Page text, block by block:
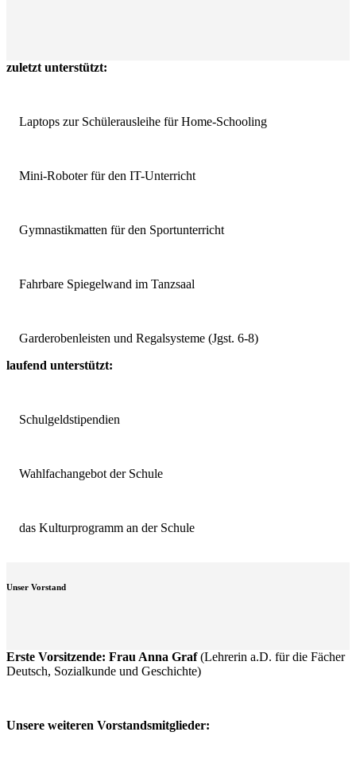
zuletzt unterstützt:
Laptops zur Schülerausleihe für Home-Schooling
Mini-Roboter für den IT-Unterricht
Gymnastikmatten für den Sportunterricht
Fahrbare Spiegelwand im Tanzsaal
Garderobenleisten und Regalsysteme (Jgst. 6-8)
laufend unterstützt:
Schulgeldstipendien
Wahlfachangebot der Schule
das Kulturprogramm an der Schule
Unser Vorstand
Erste Vorsitzende: Frau Anna Graf(Lehrerin a.D. für die Fächer
Deutsch, Sozialkunde und Geschichte)
Unsere weiteren Vorstandsmitglieder: